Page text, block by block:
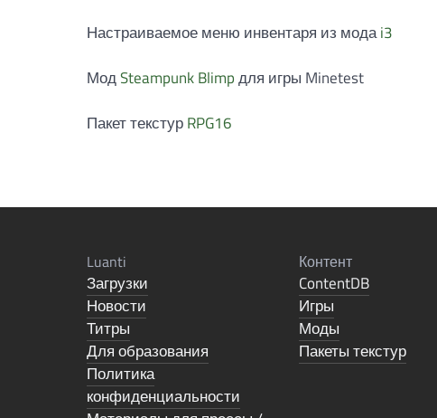
Настраиваемое меню инвентаря из модаi3
МодSteampunk Blimpдля игры Minetest
Пакет текстурRPG16
Luanti
Загрузки
Новости
Титры
Для образования
Политика
конфиденциальности
Контент
ContentDB
Игры
Моды
Пакеты текстур